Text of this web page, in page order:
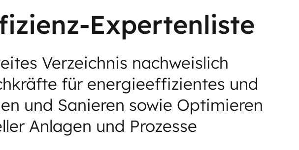
Expertenliste
Verzeichnis nachweislich
für energieeffizientes und
und Sanieren sowie Optimieren
Anlagen und Prozesse